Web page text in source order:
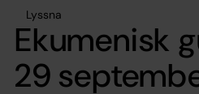
Lyssna
Ekumenisk
29